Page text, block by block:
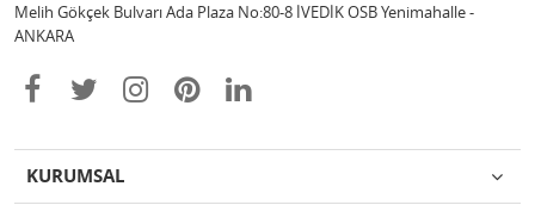
Melih Gökçek Bulvarı Ada Plaza No:80-8 İVEDİK OSB Yenimahalle -
ANKARA
KURUMSAL